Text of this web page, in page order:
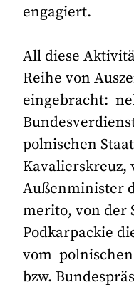
engagiert.
All diese
Reihe von
eingebracht:
polnischen
Kavalierskreuz,
Außenminister
merito, von der
Podkarpackie
vom
bzw.